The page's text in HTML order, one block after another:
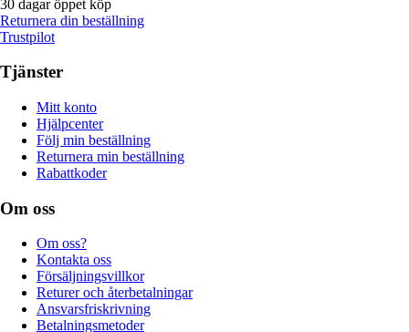
30 dagar öppet köp
Returnera din beställning
Trustpilot
Tjänster
Mitt konto
Hjälpcenter
Följ min beställning
Returnera min beställning
Rabattkoder
Om oss
Om oss?
Kontakta oss
Försäljningsvillkor
Returer och återbetalningar
Ansvarsfriskrivning
Betalningsmetoder